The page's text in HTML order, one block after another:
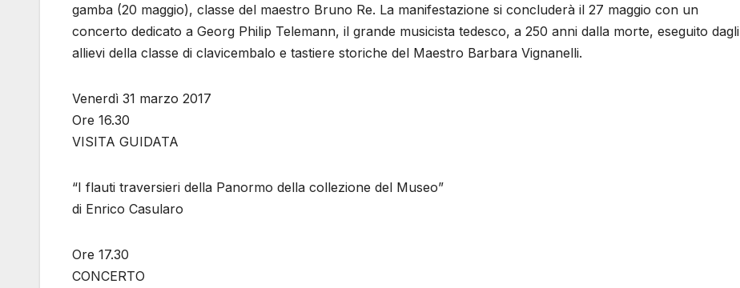
gamba (20 maggio), classe del maestro Bruno Re. La manifestazione si concluderà il 27 maggio con un
concerto dedicato a Georg Philip Telemann, il grande musicista tedesco, a 250 anni dalla morte, eseguito dagli
allievi della classe di clavicembalo e tastiere storiche del Maestro Barbara Vignanelli.
Venerdì 31 marzo 2017
Ore 16.30
VISITA GUIDATA
“I flauti traversieri della Panormo della collezione del Museo”
di Enrico Casularo
Ore 17.30
CONCERTO